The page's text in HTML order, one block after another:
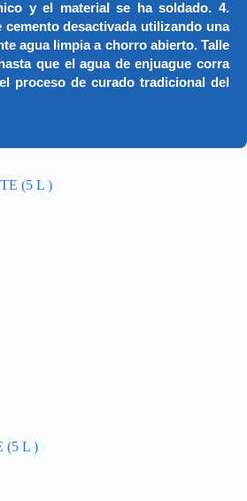
y el material se ha soldado. 4.
cemento desactivada utilizando una
agua limpia a chorro abierto. Talle
que el agua de enjuague corra
proceso de curado tradicional del
(5 L )